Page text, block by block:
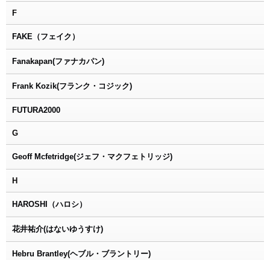
F
FAKE（フェイク）
Fanakapan(ファナカパン)
Frank Kozik(フランク・コジック)
FUTURA2000
G
Geoff Mcfetridge(ジェフ・マクフェトリッジ)
H
HAROSHI（ハロシ）
花井祐介(はないゆうすけ)
Hebru Brantley(ヘブル・ブラントリー)